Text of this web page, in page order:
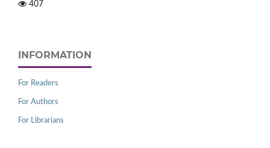
407
INFORMATION
For Readers
For Authors
For Librarians